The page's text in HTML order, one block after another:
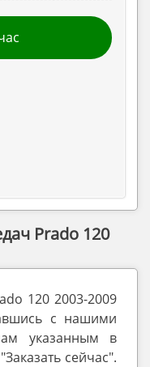
Prado 120
120 2003-2009
с нашими
указанным в
сейчас".